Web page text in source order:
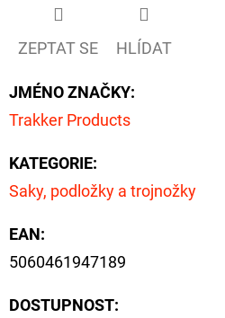
ZEPTAT SE HLÍDAT
JMÉNO ZNAČKY:
Trakker Products
KATEGORIE:
Saky, podložky a trojnožky
EAN:
5060461947189
DOSTUPNOST: